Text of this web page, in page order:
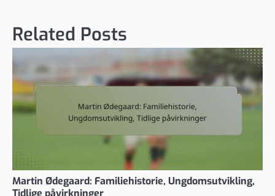
Related Posts
Martin Ødegaard: Familiehistorie, Ungdomsutvikling,
Tidlige påvirkninger